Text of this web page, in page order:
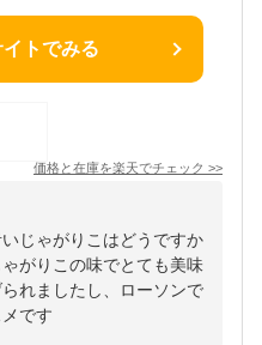
トでみる
価格と在庫を楽天でチェック >>
じゃがりこはどうですか
がりこの味でとても美味
れましたし、ローソンで
です